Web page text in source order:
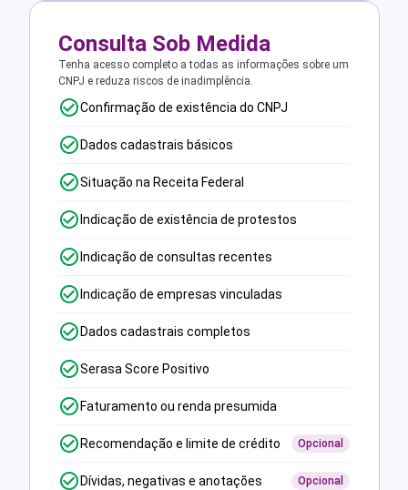
Consulta Sob Medida
Tenha acesso completo a todas as informações sobre um
CNPJ e reduza riscos de inadimplência.
Confirmação de existência do CNPJ
Dados cadastrais básicos
Situação na Receita Federal
Indicação de existência de protestos
Indicação de consultas recentes
Indicação de empresas vinculadas
Dados cadastrais completos
Serasa Score Positivo
Faturamento ou renda presumida
Recomendação e limite de crédito Opcional
Dívidas, negativas e anotações Opcional